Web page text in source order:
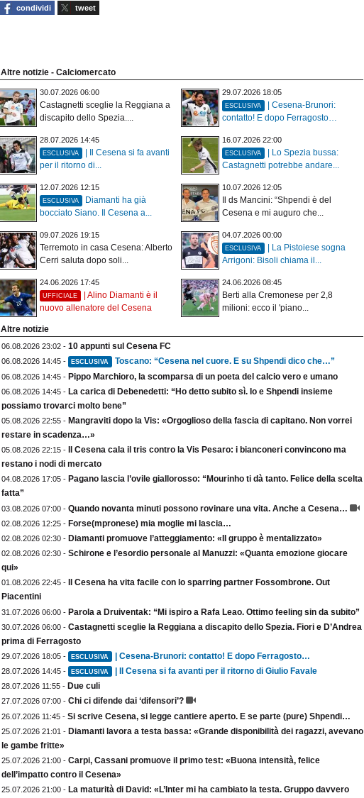
condividi tweet
Altre notizie - Calciomercato
30.07.2026 06:00
Castagnetti sceglie la Reggiana a
discapito dello Spezia....
29.07.2026 18:05
ESCLUSIVA
| Cesena-Brunori:
contatto! E dopo Ferragosto…
28.07.2026 14:45
ESCLUSIVA
| Il Cesena si fa avanti
per il ritorno di...
16.07.2026 22:00
ESCLUSIVA
| Lo Spezia bussa:
Castagnetti potrebbe andare...
12.07.2026 12:15
ESCLUSIVA
Diamanti ha già
bocciato Siano. Il Cesena a...
10.07.2026 12:05
Il ds Mancini: “Shpendi è del
Cesena e mi auguro che...
09.07.2026 19:15
Terremoto in casa Cesena: Alberto
Cerri saluta dopo soli...
04.07.2026 00:00
ESCLUSIVA
| La Pistoiese sogna
Arrigoni: Bisoli chiama il...
24.06.2026 17:45
UFFICIALE
| Alino Diamanti è il
nuovo allenatore del Cesena
24.06.2026 08:45
Berti alla Cremonese per 2,8
milioni: ecco il 'piano...
Altre notizie
06.08.2026 23:02 - 10 appunti sul Cesena FC
06.08.2026 14:45 - ESCLUSIVA Toscano: “Cesena nel cuore. E su Shpendi dico che…”
06.08.2026 14:45 - Pippo Marchioro, la scomparsa di un poeta del calcio vero e umano
06.08.2026 14:45 - La carica di Debenedetti: “Ho detto subito sì. Io e Shpendi insieme
possiamo trovarci molto bene”
05.08.2026 22:55 - Mangraviti dopo la Vis: «Orgoglioso della fascia di capitano. Non vorrei
restare in scadenza…»
05.08.2026 22:15 -
Il Cesena cala il tris contro la Vis Pesaro: i bianconeri convincono ma
restano i nodi di mercato
04.08.2026 17:05 - Pagano lascia l’ovile giallorosso: “Mourinho ti dà tanto. Felice della scelta
fatta”
03.08.2026 07:00 - Quando novanta minuti possono rovinare una vita. Anche a Cesena…
02.08.2026 12:25 - Forse(mpronese) mia moglie mi lascia…
02.08.2026 02:30 - Diamanti promuove l’atteggiamento: «Il gruppo è mentalizzato»
02.08.2026 02:30 - Schirone e l’esordio personale al Manuzzi: «Quanta emozione giocare
qui»
01.08.2026 22:45 -
Il Cesena ha vita facile con lo sparring partner Fossombrone. Out
Piacentini
31.07.2026 06:00 - Parola a Druiventak: “Mi ispiro a Rafa Leao. Ottimo feeling sin da subito”
30.07.2026 06:00 - Castagnetti sceglie la Reggiana a discapito dello Spezia. Fiori e D’Andrea
prima di Ferragosto
29.07.2026 18:05 - ESCLUSIVA | Cesena-Brunori: contatto! E dopo Ferragosto…
28.07.2026 14:45 - ESCLUSIVA | Il Cesena si fa avanti per il ritorno di Giulio Favale
28.07.2026 11:55 - Due culi
27.07.2026 07:00 - Chi ci difende dai ‘difensori’?
26.07.2026 11:45 - Si scrive Cesena, si legge cantiere aperto. E se parte (pure) Shpendi…
25.07.2026 21:01 - Diamanti lavora a testa bassa: «Grande disponibilità dei ragazzi, avevano
le gambe fritte»
25.07.2026 21:00 - Carpi, Cassani promuove il primo test: «Buona intensità, felice
dell’impatto contro il Cesena»
25.07.2026 21:00 - La maturità di David: «L’Inter mi ha cambiato la testa. Gruppo davvero